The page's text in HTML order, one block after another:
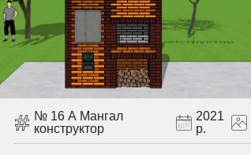
№ 16 А Мангал
конструктор
2021
р.